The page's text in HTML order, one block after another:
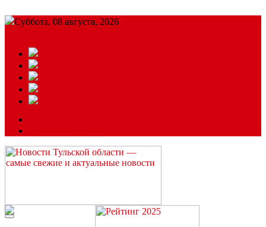
Суббота, 08 августа, 2026
Читайте последние новости дня в Тульской области на сайте
“ЗаНовомосковск”